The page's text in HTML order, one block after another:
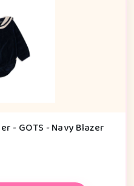
- GOTS - Navy Blazer